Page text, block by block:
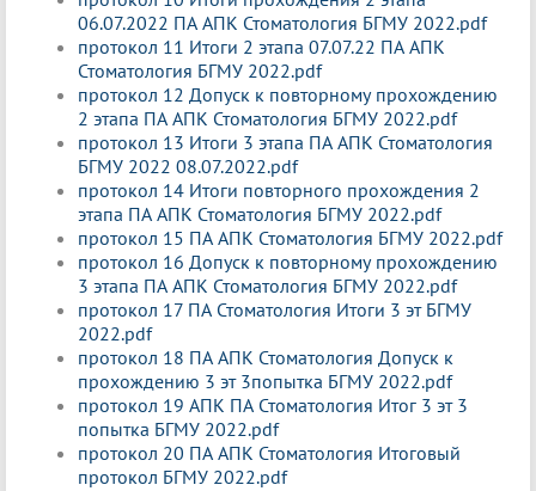
06.07.2022 ПА АПК Стоматология БГМУ 2022.pdf
протокол 11 Итоги 2 этапа 07.07.22 ПА АПК
Стоматология БГМУ 2022.pdf
протокол 12 Допуск к повторному прохождению
2 этапа ПА АПК Стоматология БГМУ 2022.pdf
протокол 13 Итоги 3 этапа ПА АПК Стоматология
БГМУ 2022 08.07.2022.pdf
протокол 14 Итоги повторного прохождения 2
этапа ПА АПК Стоматология БГМУ 2022.pdf
протокол 15 ПА АПК Стоматология БГМУ 2022.pdf
протокол 16 Допуск к повторному прохождению
3 этапа ПА АПК Стоматология БГМУ 2022.pdf
протокол 17 ПА Стоматология Итоги 3 эт БГМУ
2022.pdf
протокол 18 ПА АПК Стоматология Допуск к
прохождению 3 эт 3попытка БГМУ 2022.pdf
протокол 19 АПК ПА Стоматология Итог 3 эт 3
попытка БГМУ 2022.pdf
протокол 20 ПА АПК Стоматология Итоговый
протокол БГМУ 2022.pdf